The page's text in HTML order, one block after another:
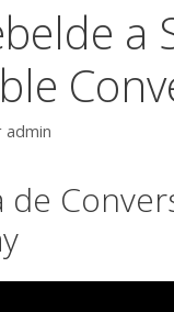
a
admin
de